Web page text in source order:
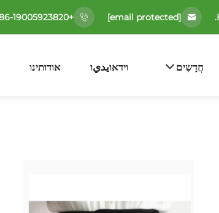
[email protected]
+86-19005923820
חֲדָשִים וידאוيديו אודותינו